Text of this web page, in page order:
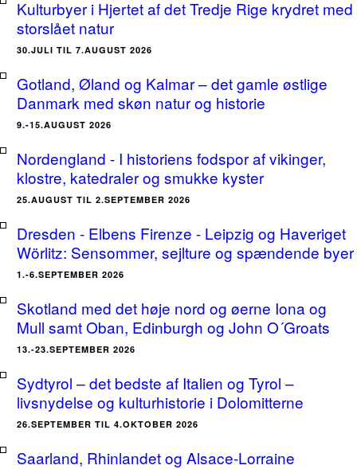
Kulturbyer i Hjertet af det Tredje Rige krydret med
storslået natur
30.JULI TIL 7.AUGUST 2026
Gotland, Øland og Kalmar – det gamle østlige
Danmark med skøn natur og historie
9.-15.AUGUST 2026
Nordengland - I historiens fodspor af vikinger,
klostre, katedraler og smukke kyster
25.AUGUST TIL 2.SEPTEMBER 2026
Dresden - Elbens Firenze - Leipzig og Haveriget
Wörlitz: Sensommer, sejlture og spændende byer
1.-6.SEPTEMBER 2026
Skotland med det høje nord og øerne Iona og
Mull samt Oban, Edinburgh og John O´Groats
13.-23.SEPTEMBER 2026
Sydtyrol – det bedste af Italien og Tyrol –
livsnydelse og kulturhistorie i Dolomitterne
26.SEPTEMBER TIL 4.OKTOBER 2026
Saarland, Rhinlandet og Alsace-Lorraine